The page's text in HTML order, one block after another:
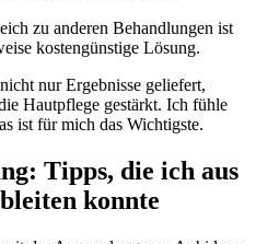
zu anderen Behandlungen ist
kostengünstige Lösung.
nur⁣ Ergebnisse geliefert,
Hautpflege gestärkt.⁢ Ich fühle
‍ist für⁤ mich ⁢das Wichtigste.
Tipps, die ich aus
konnte